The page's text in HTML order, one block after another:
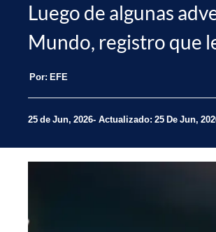
Luego de algunas
Mundo, registro que
Por: EFE
25 de Jun, 2026 Actualizado: 25 De Jun,